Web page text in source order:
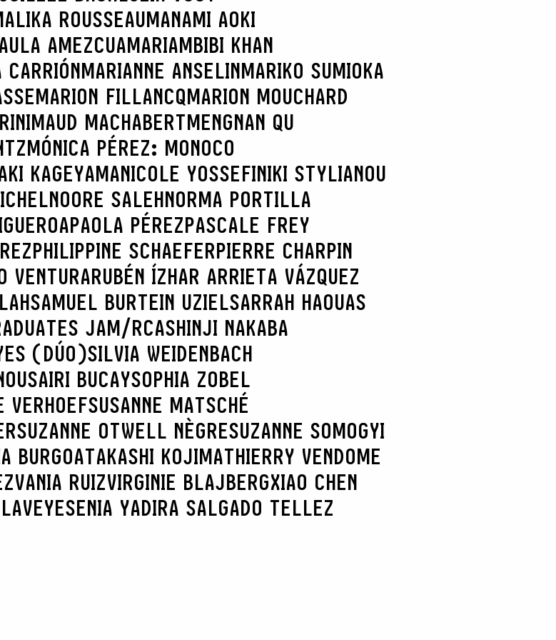
ROUSSEAUMANAMI AOKI
AMEZCUAMARIAMBIBI KHAN
CARRIÓNMARIANNE ANSELINMARIKO SUMIOKA
MARION FILLANCQMARION MOUCHARD
MAUD MACHABERTMENGNAN QU
MÓNICA PÉREZ: MONOCO
KAGEYAMANICOLE YOSSEFINIKI STYLIANOU
NOORE SALEHNORMA PORTILLA
PAOLA PÉREZPASCALE FREY
PHILIPPINE SCHAEFERPIERRE CHARPIN
VENTURARUBÉN ÍZHAR ARRIETA VÁZQUEZ
SAMUEL BURTEIN UZIELSARRAH HAOUAS
JAM/RCASHINJI NAKABA
(DÚO)SILVIA WEIDENBACH
BUCAYSOPHIA ZOBEL
VERHOEFSUSANNE MATSCHÉ
SUZANNE OTWELL NÈGRESUZANNE SOMOGYI
BURGOATAKASHI KOJIMATHIERRY VENDOME
VANIA RUIZVIRGINIE BLAJBERGXIAO CHEN
YESENIA YADIRA SALGADO TELLEZ